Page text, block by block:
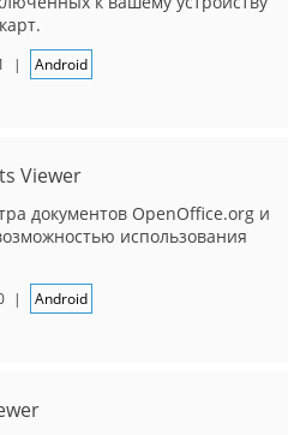
| Android
Viewer
документов OpenOffice.org и
использования
| Android